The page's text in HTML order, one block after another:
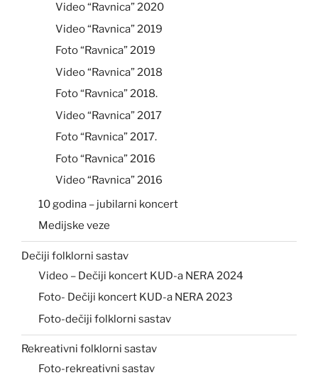
Video “Ravnica” 2020
Video “Ravnica” 2019
Foto “Ravnica” 2019
Video “Ravnica” 2018
Foto “Ravnica” 2018.
Video “Ravnica” 2017
Foto “Ravnica” 2017.
Foto “Ravnica” 2016
Video “Ravnica” 2016
10 godina – jubilarni koncert
Medijske veze
Dečiji folklorni sastav
Video – Dečiji koncert KUD-a NERA 2024
Foto- Dečiji koncert KUD-a NERA 2023
Foto-dečiji folklorni sastav
Rekreativni folklorni sastav
Foto-rekreativni sastav